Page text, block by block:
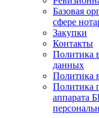
Базовая
сфере
Закупки
Контакты
Политика
данных
Политика
Политика
аппарата